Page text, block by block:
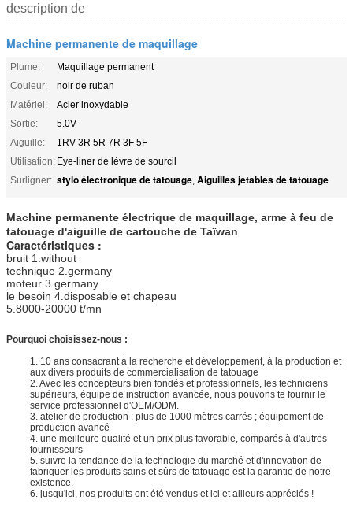
description de
Machine permanente de maquillage
Plume:
Maquillage permanent
Couleur:
noir de ruban
Matériel:
Acier inoxydable
Sortie:
5.0V
Aiguille:
1RV 3R 5R 7R 3F 5F
Utilisation: Eye-liner de lèvre de sourcil
Surligner: stylo électronique de tatouage, Aiguilles jetables de tatouage
Machine permanente électrique de maquillage, arme à feu de
tatouage d'aiguille de cartouche de Taïwan
Caractéristiques :
bruit 1.without
technique 2.germany
moteur 3.germany
le besoin 4.disposable et chapeau
5.8000-20000 t/mn
Pourquoi choisissez-nous :
1. 10 ans consacrant à la recherche et développement, à la production et
aux divers produits de commercialisation de tatouage
2. Avec les concepteurs bien fondés et professionnels, les techniciens
supérieurs, équipe de instruction avancée, nous pouvons te fournir le
service professionnel d'OEM/ODM.
3. atelier de production : plus de 1000 mètres carrés ; équipement de
production avancé
4. une meilleure qualité et un prix plus favorable, comparés à d'autres
fournisseurs
5. suivre la tendance de la technologie du marché et d'innovation de
fabriquer les produits sains et sûrs de tatouage est la garantie de notre
existence.
6. jusqu'ici, nos produits ont été vendus et ici et ailleurs appréciés !